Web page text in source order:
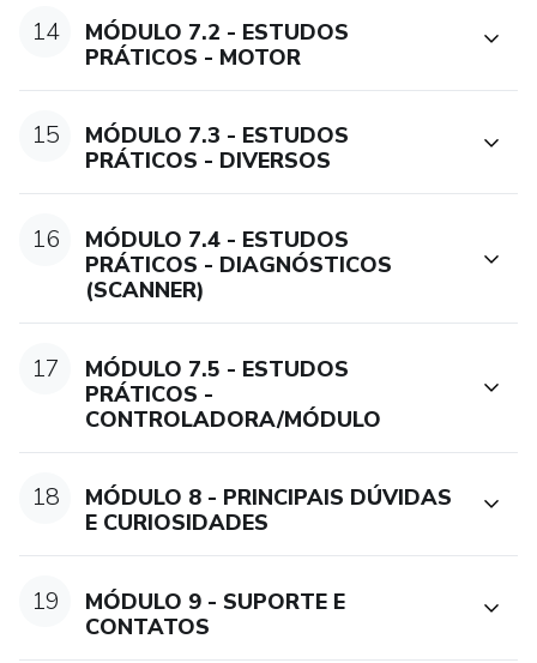
14
MÓDULO 7.2 - ESTUDOS
PRÁTICOS - MOTOR
15
MÓDULO 7.3 - ESTUDOS
PRÁTICOS - DIVERSOS
16
MÓDULO 7.4 - ESTUDOS
PRÁTICOS - DIAGNÓSTICOS
(SCANNER)
17
MÓDULO 7.5 - ESTUDOS
PRÁTICOS -
CONTROLADORA/MÓDULO
18
MÓDULO 8 - PRINCIPAIS DÚVIDAS
E CURIOSIDADES
19
MÓDULO 9 - SUPORTE E
CONTATOS